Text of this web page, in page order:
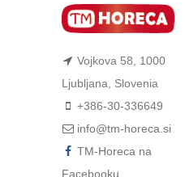
Vojkova 58, 1000
Ljubljana, Slovenia
+386-30-336649
info@tm-horeca.si
TM-Horeca na
Facebooku